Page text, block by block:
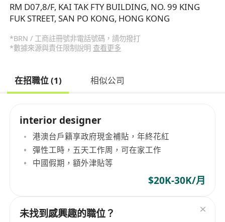
RM D07,8/F, KAI TAK FTY BUILDING, NO. 99 KING
FUK STREET, SAN PO KONG, HONG KONG
*BRN / 工商註冊號非電話號碼，請勿撥打
*數據來源與責任限制說明 查看更多
在招職位 (1) 相似公司
interior designer
港澳台戶籍享政府現金補貼，年終花紅
彈性工時，五天工作周，可在家工作
中國假期，額外津貼等
$20K-30K/月
未找到感興趣的職位？